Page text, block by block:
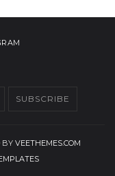
BY VEETHEMES.COM